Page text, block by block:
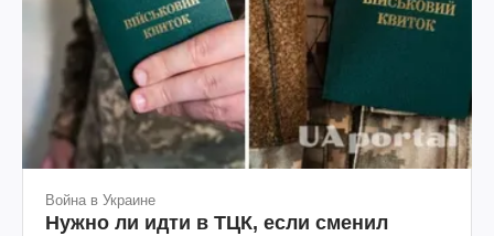
Война в Украине
Нужно ли идти в ТЦК, если сменил